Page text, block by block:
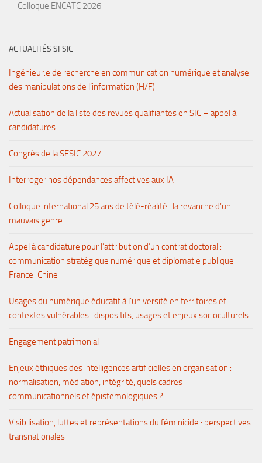
Colloque ENCATC 2026
ACTUALITÉS SFSIC
Ingénieur.e de recherche en communication numérique et analyse
des manipulations de l’information (H/F)
Actualisation de la liste des revues qualifiantes en SIC – appel à
candidatures
Congrès de la SFSIC 2027
Interroger nos dépendances affectives aux IA
Colloque international 25 ans de télé-réalité : la revanche d’un
mauvais genre
Appel à candidature pour l’attribution d’un contrat doctoral :
communication stratégique numérique et diplomatie publique
France-Chine
Usages du numérique éducatif à l’université en territoires et
contextes vulnérables : dispositifs, usages et enjeux socioculturels
Engagement patrimonial
Enjeux éthiques des intelligences artificielles en organisation :
normalisation, médiation, intégrité, quels cadres
communicationnels et épistemologiques ?
Visibilisation, luttes et représentations du féminicide : perspectives
transnationales